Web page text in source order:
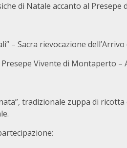
di Natale accanto al Presepe
– Sacra rievocazione
Presepe Vivente di Montaperto –
tradizionale zuppa di